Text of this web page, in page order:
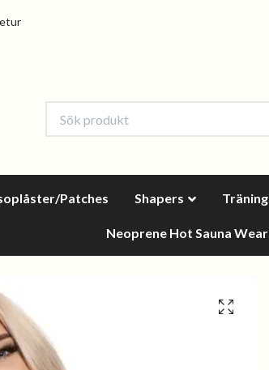
Patches Shapers
Neoprene Hot Sauna Wear